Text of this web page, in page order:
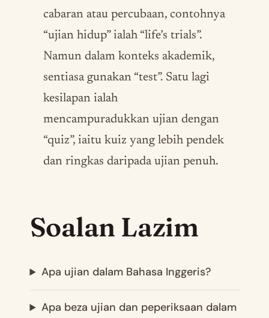
cabaran atau percubaan, contohnya
“ujian hidup” ialah “life’s trials”.
Namun dalam konteks akademik,
sentiasa gunakan “test”. Satu lagi
kesilapan ialah
mencampuradukkan ujian dengan
“quiz”, iaitu kuiz yang lebih pendek
dan ringkas daripada ujian penuh.
Soalan Lazim
Apa ujian dalam Bahasa Inggeris?
Apa beza ujian dan peperiksaan dalam